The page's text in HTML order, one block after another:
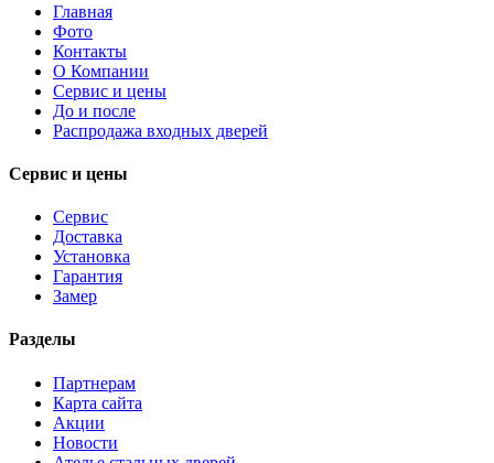
Главная
Фото
Контакты
О Компании
Сервис и цены
До и после
Распродажа входных дверей
Сервис и цены
Сервис
Доставка
Установка
Гарантия
Замер
Разделы
Партнерам
Карта сайта
Акции
Новости